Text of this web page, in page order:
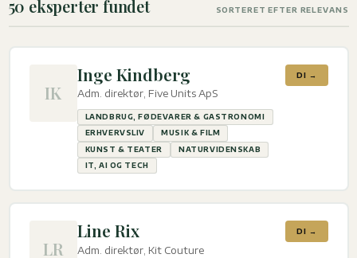
50 eksperter fundet SORTERET EFTER RELEVANS
IK
Inge Kindberg
Adm. direktør, Five Units ApS
LANDBRUG, FØDEVARER & GASTRONOMI
ERHVERVSLIV
MUSIK & FILM
KUNST & TEATER
NATURVIDENSKAB
IT, AI OG TECH
DI →
LR
Line Rix
Adm. direktør, Kit Couture
DI →